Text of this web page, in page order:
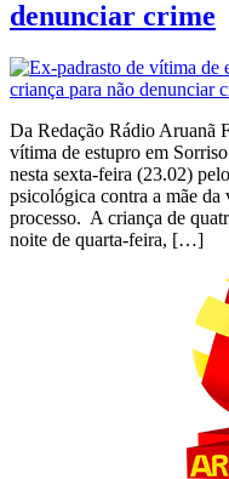
denunciar crime
Da Redação Rádio Aruanã
vítima de estupro em
nesta sexta-feira (23.02)
psicológica contra a mãe
processo. A criança de
noite de quarta-feira, […]